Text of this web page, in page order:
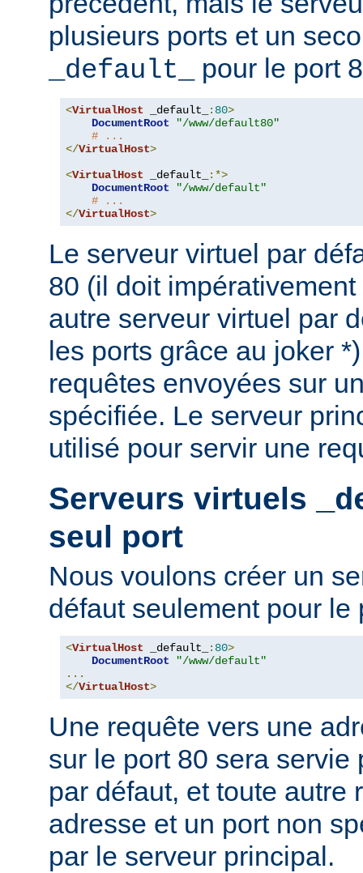
plusieurs ports et un
_default_
pour le port
<VirtualHost _default_ : 80>
DocumentRoot
"/www/default80"
# ...
</VirtualHost>
<VirtualHost _default_
:*>
DocumentRoot
"/www/default"
# ...
</VirtualHost>
Le serveur virtuel par
80 (il doit
autre serveur virtuel par
les ports grâce au joker
requêtes envoyées sur
spécifiée. Le serveur
utilisé pour servir une
Serveurs virtuels
seul port
Nous voulons créer un
défaut seulement pour le
<VirtualHost _default_ : 80>
DocumentRoot
"/www/default"
...
</VirtualHost>
Une requête vers une
sur le port 80 sera servie
par défaut, et toute autre
adresse et un port non
par le serveur principal.